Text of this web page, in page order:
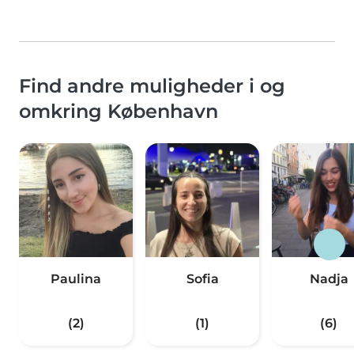
Find andre muligheder i og
omkring København
Paulina
(2)
Sofia
(1)
Nadja
(6)